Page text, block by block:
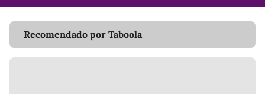
Recomendado por Taboola